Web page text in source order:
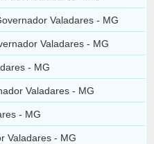
Valadares - MG
Valadares - MG
- MG
Valadares - MG
- MG
Valadares - MG